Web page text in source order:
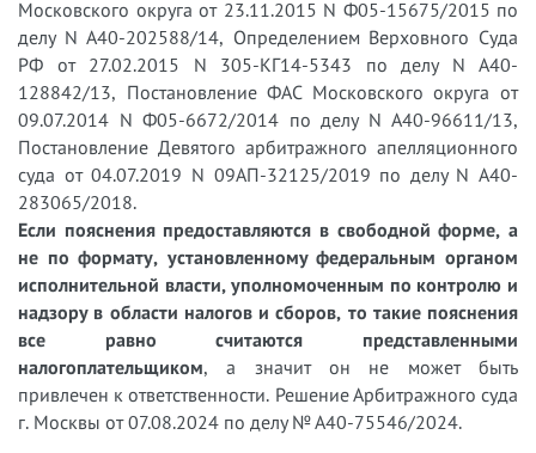
Московского округа от 23.11.2015 N Ф05-15675/2015 по
делу N А40-202588/14, Определением Верховного Суда
РФ от 27.02.2015 N 305-КГ14-5343 по делу N А40-
128842/13, Постановление ФАС Московского округа от
09.07.2014 N Ф05-6672/2014 по делу N А40-96611/13,
Постановление Девятого арбитражного апелляционного
суда от 04.07.2019 N 09АП-32125/2019 по делу N А40-
283065/2018.
Если пояснения предоставляются в свободной форме, а
не по формату, установленному федеральным органом
исполнительной власти, уполномоченным по контролю и
надзору в области налогов и сборов, то такие пояснения
все равно считаются представленными
налогоплательщиком, а значит он не может быть
привлечен к ответственности. Решение Арбитражного суда
г. Москвы от 07.08.2024 по делу № А40-75546/2024.